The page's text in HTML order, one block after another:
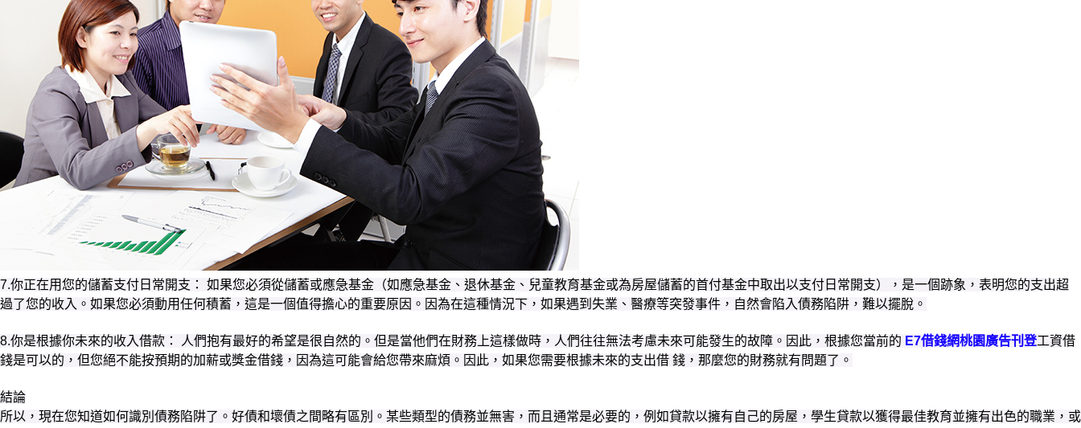
7.你正在用您的儲蓄支付日常開支： 如果您必須從儲蓄或應急基金（如應急基金、退休基金、兒童教育基金或為房屋儲蓄的首付基金中取出以支付日常開支），是一個跡象，表明您的支出超
過了您的收入。如果您必須動用任何積蓄，這是一個值得擔心的重要原因。因為在這種情況下，如果遇到失業、醫療等突發事件，自然會陷入債務陷阱，難以擺脫。
8.你是根據你未來的收入借款： 人們抱有最好的希望是很自然的。但是當他們在財務上這樣做時，人們往往無法考慮未來可能發生的故障。因此，根據您當前的 E7借錢網桃園廣告刊登工資借
錢是可以的，但您絕不能按預期的加薪或獎金借錢，因為這可能會給您帶來麻煩。因此，如果您需要根據未來的支出借 錢，那麼您的財務就有問題了。
結論
所以，現在您知道如何識別債務陷阱了。好債和壞債之間略有區別。某些類型的債務並無害，而且通常是必要的，例如貸款以擁有自己的房屋，學生貸款以獲得最佳教育並擁有出色的職業，或